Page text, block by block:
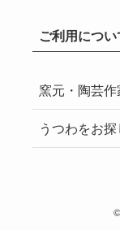
ご利用につい
窯元・陶芸
うつわをお
©